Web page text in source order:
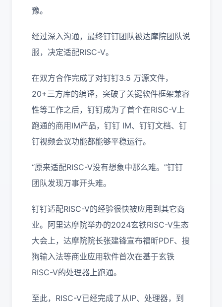
豫。
经过深入沟通，最终钉钉团队被达摩院团队说
服，决定适配RISC-V。
在双方合作完成了对钉钉3.5 万源文件，
20+三方库的编译，突破了关键软件框架兼容
性等工作之后，钉钉成为了首个在RISC-V上
跑通的商用IM产品，钉钉 IM、钉钉文档、钉
钉视频会议功能都能够平稳运行。
“原来适配RISC-V没有想象中那么难。”钉钉
团队发现万事开头难。
钉钉适配RISC-V的经验很快被应用到其它商
业。阿里达摩院举办的2024玄铁RISC-V生态
大会上，达摩院院长张建锋宣布福昕PDF、搜
狗输入法等商业应用软件首次在基于玄铁
RISC-V的处理器上跑通。
至此，RISC-V已经完成了从IP、处理器，到